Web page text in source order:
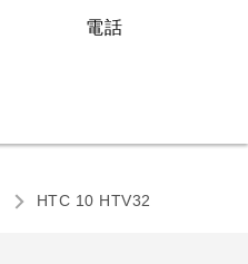
電話
HTC 10 HTV32‎